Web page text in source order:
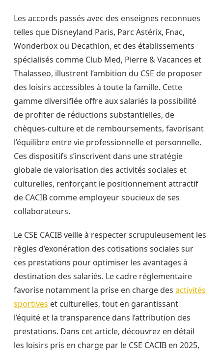
Les accords passés avec des enseignes reconnues
telles que Disneyland Paris, Parc Astérix, Fnac,
Wonderbox ou Decathlon, et des établissements
spécialisés comme Club Med, Pierre & Vacances et
Thalasseo, illustrent l’ambition du CSE de proposer
des loisirs accessibles à toute la famille. Cette
gamme diversifiée offre aux salariés la possibilité
de profiter de réductions substantielles, de
chèques-culture et de remboursements, favorisant
l’équilibre entre vie professionnelle et personnelle.
Ces dispositifs s’inscrivent dans une stratégie
globale de valorisation des activités sociales et
culturelles, renforçant le positionnement attractif
de CACIB comme employeur soucieux de ses
collaborateurs.
Le CSE CACIB veille à respecter scrupuleusement les
règles d’exonération des cotisations sociales sur
ces prestations pour optimiser les avantages à
destination des salariés. Le cadre réglementaire
favorise notamment la prise en charge des activités
sportives et culturelles, tout en garantissant
l’équité et la transparence dans l’attribution des
prestations. Dans cet article, découvrez en détail
les loisirs pris en charge par le CSE CACIB en 2025,